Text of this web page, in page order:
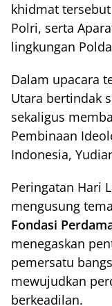
khidmat
Polri, serta
lingkungan
Dalam upacara
Utara bertindak
sekaligus
Pembinaan
Indonesia,
Peringatan Hari
mengusung tema
Fondasi
menegaskan
pemersatu
mewujudkan
berkeadilan.